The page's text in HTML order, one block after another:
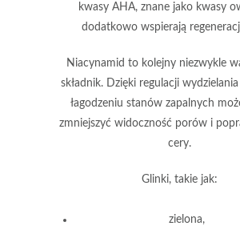
kwasy AHA, znane jako kwasy
dodatkowo wspierają
Niacynamid to kolejny niezwykle
składnik. Dzięki regulacji
łagodzeniu stanów zapalnych
zmniejszyć widoczność porów i
cery.
Glinki, takie jak:
zielona,